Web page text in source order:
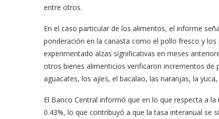
entre otros.
En el caso particular de los alimentos, el informe
ponderación en la canasta como el pollo fresco y
experimentado alzas significativas en meses
otros bienes alimenticios verificaron incrementos
aguacates, los ajíes, el bacalao, las naranjas, la
El Banco Central informó que en lo que respecta a
0.43%, lo que contribuyó a que la tasa interanual se